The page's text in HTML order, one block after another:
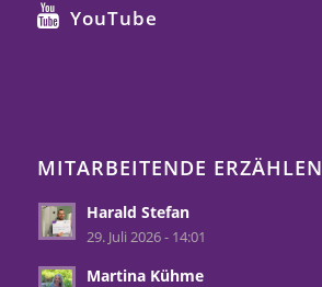
YouTube
MITARBEITENDE ERZÄHLEN
Harald Stefan
29. Juli 2026 - 14:01
Martina Kühme